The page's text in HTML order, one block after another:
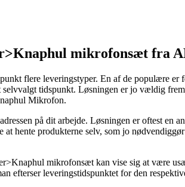
mikrofonsæt fra
flere leveringstyper. En af de populære er
tidspunkt. Løsningen er jo vældig
Mikrofon.
på dit arbejde. Løsningen er oftest en
hente produkterne selv, som jo
mikrofonsæt kan vise sig at være
efterser leveringstidspunktet for den